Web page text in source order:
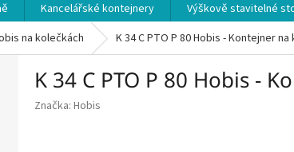
Kancelářské kontejnery Výškově stavitelné
na kolečkách K 34 C PTO P 80 Hobis - Kontejner
K 34 C PTO P 80 Hobis -
Značka: Hobis